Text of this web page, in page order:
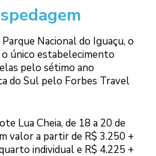
Nacional do Iguaçu, o
único estabelecimento
pelo sétimo ano
do Sul pelo Forbes Travel
Lua Cheia, de 18 a 20 de
valor a partir de R$ 3.250 +
individual e R$ 4.225 +